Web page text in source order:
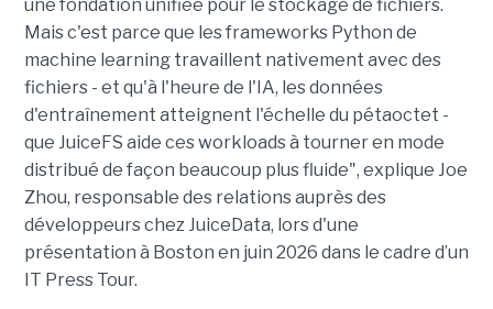
une fondation unifiée pour le stockage de fichiers.
Mais c'est parce que les frameworks Python de
machine learning travaillent nativement avec des
fichiers - et qu'à l'heure de l'IA, les données
d'entraînement atteignent l'échelle du pétaoctet -
que JuiceFS aide ces workloads à tourner en mode
distribué de façon beaucoup plus fluide", explique Joe
Zhou, responsable des relations auprès des
développeurs chez JuiceData, lors d'une
présentation à Boston en juin 2026 dans le cadre d’un
IT Press Tour.